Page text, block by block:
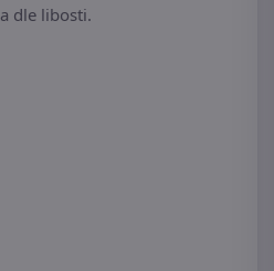
dle libosti.